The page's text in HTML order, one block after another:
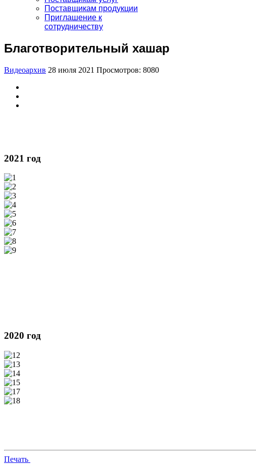
Поставщикам продукции
Приглашение к
сотрудничеству
Благотворительный хашар
Видеоархив 28 июля 2021 Просмотров: 8080
2021 год
2020 год
Печать